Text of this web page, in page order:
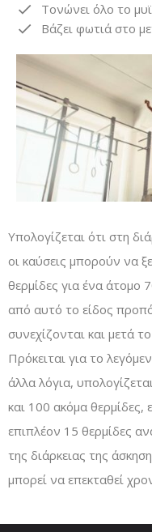
Τονώνει όλο το
Βάζει φωτιά στο
Υπολογίζεται ότι στη
οι καύσεις μπορούν να
θερμίδες για ένα άτομο
από αυτό το είδος
συνεχίζονται και μετά
Πρόκειται για το
άλλα λόγια,
και 100 ακόμα θερμίδες,
επιπλέον 15 θερμίδες
της διάρκειας της
μπορεί να επεκταθεί